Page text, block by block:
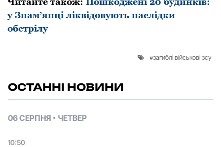
у Знам’янці ліквідовують наслідки
обстрілу
загиблі військові зсу
ОСТАННІ НОВИНИ
06 СЕРПНЯ ЧЕТВЕР
10:50